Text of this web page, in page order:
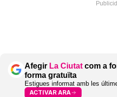
Afegir La Ciutat com a
forma gratuïta
Estigues informat amb les
ACTIVAR ARA